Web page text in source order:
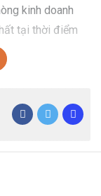
kinh doanh
tại thời điểm